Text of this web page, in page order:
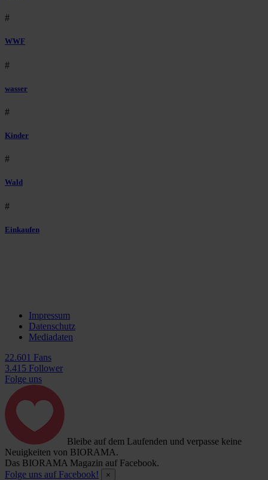
#
WWF
#
wasser
#
Kinder
#
Wald
#
Einkaufen
Impressum
Datenschutz
Mediadaten
22.601 Fans
3.415 Follower
Folge uns
Bleibe auf dem Laufenden und verpasse keine
Neuigkeiten von BIORAMA.
Das BIORAMA Magazin auf Facebook.
Folge uns auf Facebook!
×